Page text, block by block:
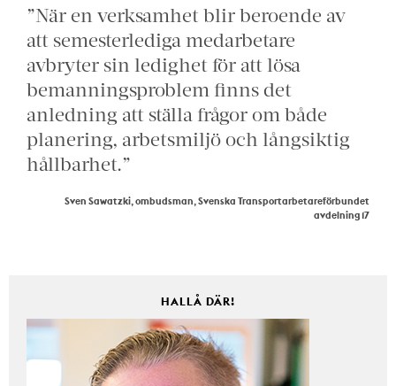
”När en verksamhet blir beroende av
att semesterlediga medarbetare
avbryter sin ledighet för att lösa
bemanningsproblem finns det
anledning att ställa frågor om både
planering, arbetsmiljö och långsiktig
hållbarhet.”
Sven Sawatzki, ombudsman, Svenska Transportarbetareförbundet
avdelning 17
HALLÅ DÄR!